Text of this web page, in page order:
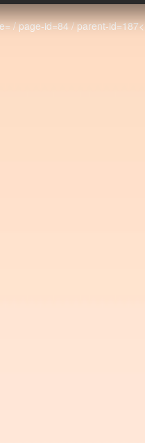
/ page-id=84 / parent-id=187<